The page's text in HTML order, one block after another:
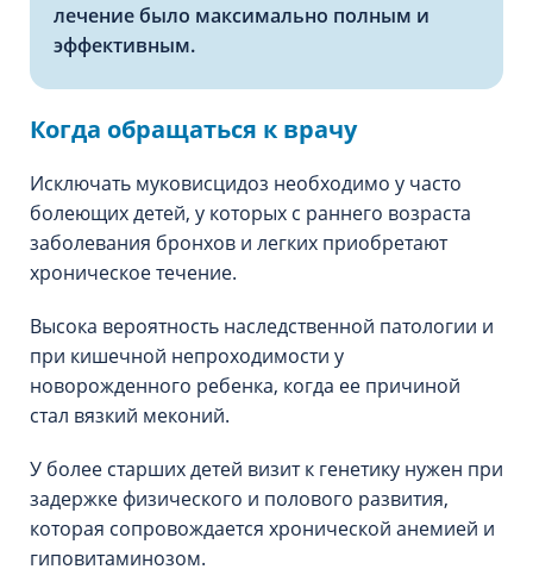
лечение было максимально полным и
эффективным.
Когда обращаться к врачу
Исключать муковисцидоз необходимо у часто
болеющих детей, у которых с раннего возраста
заболевания бронхов и легких приобретают
хроническое течение.
Высока вероятность наследственной патологии и
при кишечной непроходимости у
новорожденного ребенка, когда ее причиной
стал вязкий меконий.
У более старших детей визит к генетику нужен при
задержке физического и полового развития,
которая сопровождается хронической анемией и
гиповитаминозом.